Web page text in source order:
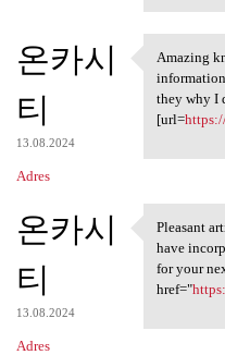
온카시
티
13.08.2024
Adres
Amazing
Amazing
they why I
[url=
온카시
티
13.08.2024
Adres
Pleasant
Pleasant
have
for your
href="